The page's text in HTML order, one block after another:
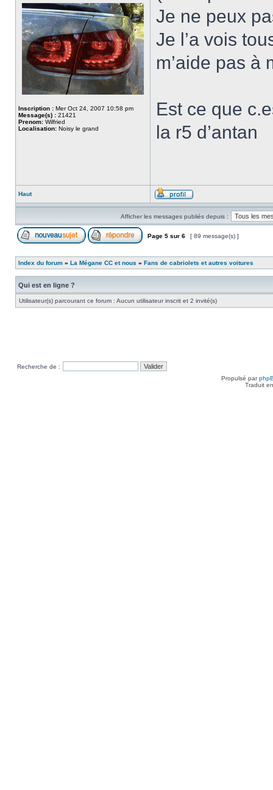
Inscription : Mer Oct 24, 2007 10:58 pm
Message(s) : 21421
Prenom: Wilfried
Localisation: Noisy le grand
Je ne peux
Je l’a vois
m’aide pas à
Est ce que
la r5 d’antan
Haut
Afficher les messages publiés depuis :
Page 5 sur 6 [ 89 message(s) ]
Index du forum » La Mégane CC et nous » Fans de cabriolets et autres voitures
Qui est en ligne ?
Utilisateur(s) parcourant ce forum : Aucun utilisateur inscrit et 2 invité(s)
Recherche de :
Propulsé par
Traduit